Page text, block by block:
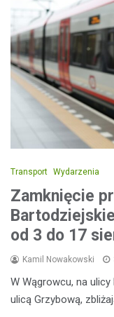
Transport Wydarzenia
Zamknięcie
od 3 do 17
Kamil Nowakowski
W Wągrowcu, na
ulicą Grzybową,